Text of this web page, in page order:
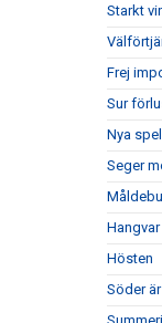
Starkt
Frej
Sur
Nya
Seger
Hösten
Söder